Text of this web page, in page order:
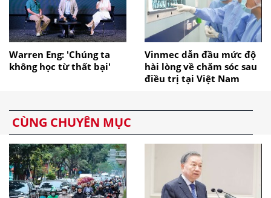
Warren Eng: 'Chúng ta
không học từ thất bại'
Vinmec dẫn đầu mức độ
hài lòng về chăm sóc sau
điều trị tại Việt Nam
CÙNG CHUYÊN MỤC